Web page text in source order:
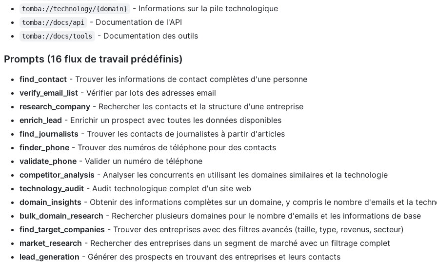
tomba://technology/{domain} - Informations sur la pile technologique
tomba://docs/api - Documentation de l'API
tomba://docs/tools - Documentation des outils
Prompts (16 flux de travail prédéfinis)
find_contact - Trouver les informations de contact complètes d'une personne
verify_email_list - Vérifier par lots des adresses email
research_company - Rechercher les contacts et la structure d'une entreprise
enrich_lead - Enrichir un prospect avec toutes les données disponibles
find_journalists - Trouver les contacts de journalistes à partir d'articles
finder_phone - Trouver des numéros de téléphone pour des contacts
validate_phone - Valider un numéro de téléphone
competitor_analysis - Analyser les concurrents en utilisant les domaines similaires et la technologie
technology_audit - Audit technologique complet d'un site web
domain_insights - Obtenir des informations complètes sur un domaine, y compris le nombre d'emails et la
bulk_domain_research - Rechercher plusieurs domaines pour le nombre d'emails et les informations de base
find_target_companies - Trouver des entreprises avec des filtres avancés (taille, type, revenus, secteur)
market_research - Rechercher des entreprises dans un segment de marché avec un filtrage complet
lead_generation - Générer des prospects en trouvant des entreprises et leurs contacts